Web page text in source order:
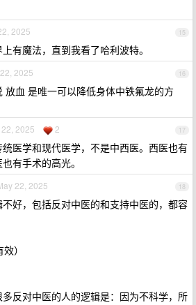
15
2025
有魔法，直到我看了哈利波特。
16
2025
放血 是唯一可以降低身体中铁氟龙的方
17
2025 2
医学和现代医学，不是中西医。西医也有
有手术的高光。
18
22, 2025
好，包括反对中医的和支持中医的，都容
）
反对中医的人的逻辑是：因为不科学，所